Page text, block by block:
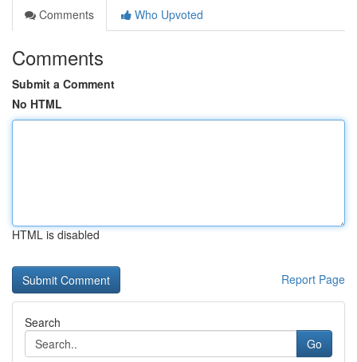
Comments
Who Upvoted
Comments
Submit a Comment
No HTML
HTML is disabled
Report Page
Search
Go